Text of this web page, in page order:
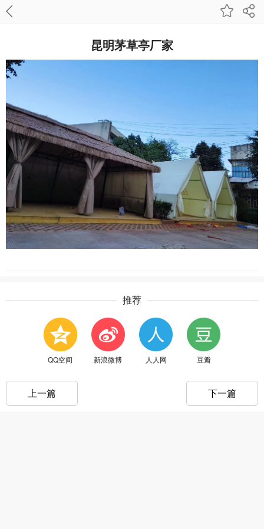
昆明茅草亭厂家
推荐
QQ空间 新浪微博 人人网 豆瓣
上一篇 下一篇